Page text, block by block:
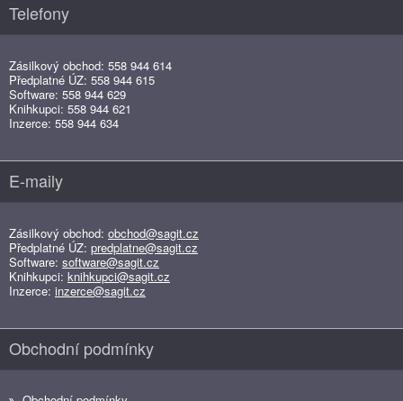
Telefony
Zásilkový obchod: 558 944 614
Předplatné ÚZ: 558 944 615
Software: 558 944 629
Knihkupci: 558 944 621
Inzerce: 558 944 634
E-maily
Zásilkový obchod: obchod@sagit.cz
Předplatné ÚZ: predplatne@sagit.cz
Software: software@sagit.cz
Knihkupci: knihkupci@sagit.cz
Inzerce: inzerce@sagit.cz
Obchodní podmínky